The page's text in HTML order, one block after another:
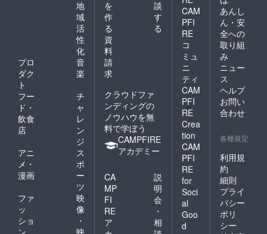
地
域
活
性
化
プロ
ダク
ト
音
楽
フー
ド・
飲食
店
チ
ャ
レ
ン
ジ
アニ
メ・
漫画
ス
ポ
ー
ツ
ファ
ッ
ショ
ン
映
像
・
映
を
作
る
談
す
る
資
料
請
求
クラウドファ
ンディングの
ノウハウを無
料で学ぼう
CAMPFIRE
アカデミー
CA
MP
FI
RE
ア
説
明
会
・
相
CAM
PFI
RE
コ
ミュ
ニ
ティ
CAM
PFI
RE
Crea
tion
CAM
PFI
RE
for
Soci
al
Goo
d
あんし
ん・安
全への
取り組
み
ニュー
ス
ヘルプ
お問い
合わせ
各種規定
利用規
約
細則
プライ
バシー
ポリ
シー